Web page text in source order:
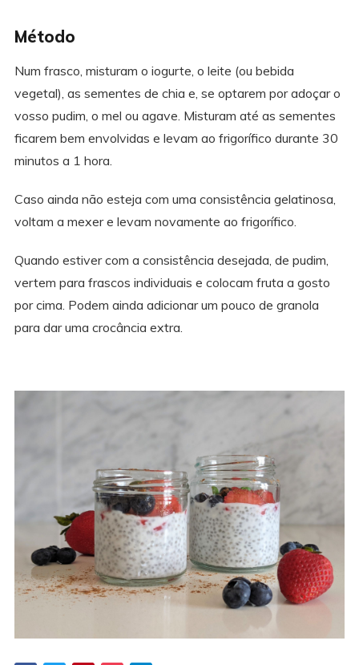
Método
Num frasco, misturam o iogurte, o leite (ou bebida
vegetal), as sementes de chia e, se optarem por adoçar o
vosso pudim, o mel ou agave. Misturam até as sementes
ficarem bem envolvidas e levam ao frigorífico durante 30
minutos a 1 hora.
Caso ainda não esteja com uma consistência gelatinosa,
voltam a mexer e levam novamente ao frigorífico.
Quando estiver com a consistência desejada, de pudim,
vertem para frascos individuais e colocam fruta a gosto
por cima. Podem ainda adicionar um pouco de granola
para dar uma crocância extra.